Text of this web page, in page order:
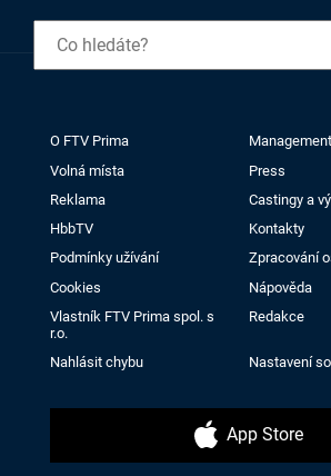
O FTV Prima
Management
Volná místa
Press
Reklama
Castingy a
HbbTV
Kontakty
Podmínky užívání
Zpracování
Cookies
Nápověda
Vlastník FTV Prima spol. s
r.o.
Redakce
Nahlásit chybu Nastavení
App Store